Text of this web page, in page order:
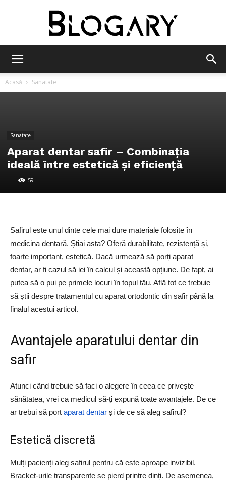
Acasă Sanatate
Sanatate
Aparat dentar safir – Combinația
ideală între estetică și eficiență
59
Safirul este unul dinte cele mai dure materiale folosite în
medicina dentară. Știai asta? Oferă durabilitate, rezistență și,
foarte important, estetică. Dacă urmează să porți aparat
dentar, ar fi cazul să iei în calcul și această opțiune. De fapt, ai
putea să o pui pe primele locuri în topul tău. Află tot ce trebuie
să știi despre tratamentul cu aparat ortodontic din safir până la
finalul acestui articol.
Avantajele aparatului dentar din
safir
Atunci când trebuie să faci o alegere în ceea ce privește
sănătatea, vrei ca medicul să-ți expună toate avantajele. De ce
ar trebui să port aparat dentar și de ce să aleg safirul?
Estetică discretă
Mulți pacienți aleg safirul pentru că este aproape invizibil.
Bracket-urile transparente se pierd printre dinți. De asemenea,